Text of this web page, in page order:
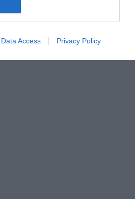
Data Access Privacy Policy